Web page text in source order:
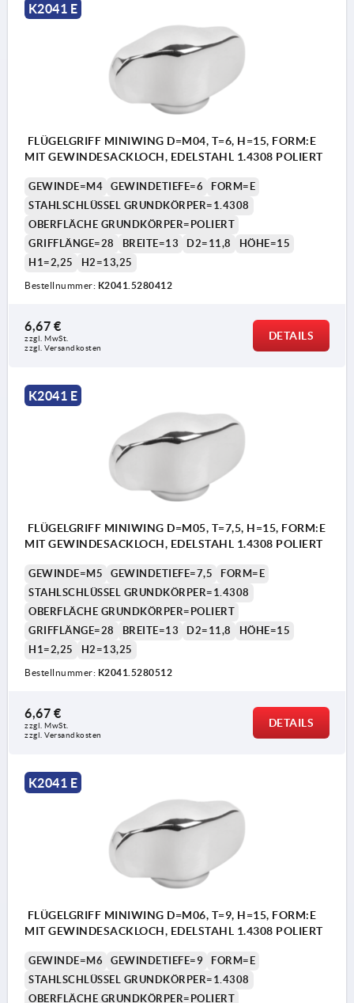
K2041 E
FLÜGELGRIFF MINIWING D=M04, T=6, H=15, FORM:E
MIT GEWINDESACKLOCH, EDELSTAHL 1.4308 POLIERT
GEWINDE=M4 GEWINDETIEFE=6
FORM=E
STAHLSCHLÜSSEL GRUNDKÖRPER=1.4308
OBERFLÄCHE GRUNDKÖRPER=POLIERT
GRIFFLÄNGE=28
BREITE=13 D2=11,8
HÖHE=15
H1=2,25
H2=13,25
Bestellnummer: K2041.5280412
6,67 €
zzgl. MwSt.
zzgl. Versandkosten
DETAILS
K2041 E
FLÜGELGRIFF MINIWING D=M05, T=7,5, H=15, FORM:E
MIT GEWINDESACKLOCH, EDELSTAHL 1.4308 POLIERT
GEWINDE=M5 GEWINDETIEFE=7,5
FORM=E
STAHLSCHLÜSSEL GRUNDKÖRPER=1.4308
OBERFLÄCHE GRUNDKÖRPER=POLIERT
GRIFFLÄNGE=28
BREITE=13 D2=11,8
HÖHE=15
H1=2,25
H2=13,25
Bestellnummer: K2041.5280512
6,67 €
zzgl. MwSt.
zzgl. Versandkosten
DETAILS
K2041 E
FLÜGELGRIFF MINIWING D=M06, T=9, H=15, FORM:E
MIT GEWINDESACKLOCH, EDELSTAHL 1.4308 POLIERT
GEWINDE=M6 GEWINDETIEFE=9
FORM=E
STAHLSCHLÜSSEL GRUNDKÖRPER=1.4308
OBERFLÄCHE GRUNDKÖRPER=POLIERT